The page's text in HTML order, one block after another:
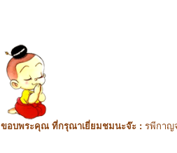
ขอบพระคุณ ที่กรุณาเยี่ยมชมนะจ๊ะ : รพีกาญ